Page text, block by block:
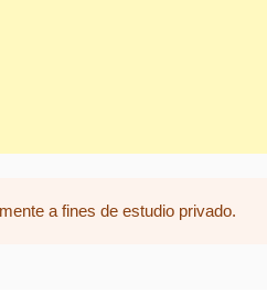
a fines de estudio privado.